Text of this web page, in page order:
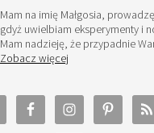
Mam na imię Małgosia,
gdyż uwielbiam eksperymenty i
Mam nadzieję, że przypadnie
Zobacz więcej